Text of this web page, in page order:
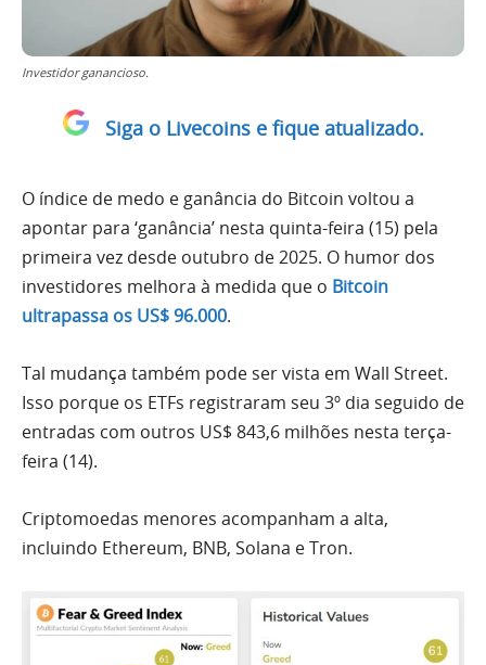
Investidor ganancioso.
Siga o Livecoins e fique atualizado.
O índice de medo e ganância do Bitcoin voltou a
apontar para ‘ganância’ nesta quinta-feira (15) pela
primeira vez desde outubro de 2025. O humor dos
investidores melhora à medida que o Bitcoin
ultrapassa os US$ 96.000.
Tal mudança também pode ser vista em Wall Street.
Isso porque os ETFs registraram seu 3º dia seguido de
entradas com outros US$ 843,6 milhões nesta terça-
feira (14).
Criptomoedas menores acompanham a alta,
incluindo Ethereum, BNB, Solana e Tron.